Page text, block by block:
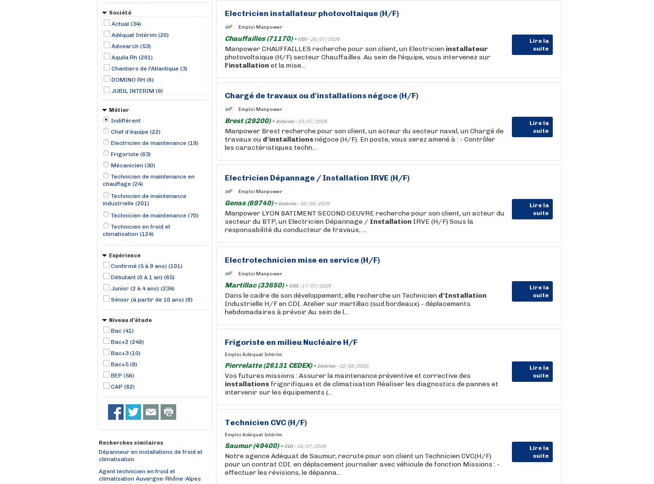
Société
Actual (34)
Adéquat Intérim (20)
Adsearch (53)
Aquila Rh (291)
Chantiers de l'Atlantique (3)
DOMINO RH (6)
JUBIL INTERIM (9)
Le Candidat Idéal (3)
Lynx Rh (26)
Manpower (164)
MISTERTEMP (4)
Randstad professional (3)
RANDSTAD (37)
TOMA Interim (9)
Métier
Indifférent
Chef d'équipe (22)
Electricien de maintenance (19)
Frigoriste (63)
Mécanicien (30)
Technicien de maintenance en
chauffage (24)
Technicien de maintenance
industrielle (201)
Technicien de maintenance (70)
Technicien en froid et
climatisation (124)
Expérience
Confirmé (5 à 9 ans) (101)
Débutant (0 à 1 an) (65)
Junior (2 à 4 ans) (234)
Sénior (à partir de 10 ans) (8)
Niveau d'étude
Bac (41)
Bac+2 (248)
Bac+3 (10)
Bac+5 (9)
BEP (56)
CAP (82)
Recherches similaires
Dépanneur en installations de froid et
climatisation
Agent technicien en froid et
climatisation Auvergne-Rhône-Alpes
Electricien installateur photovoltaique (H/F)
Emploi Manpower
Chauffailles (71170) - CDI - 28/07/2026
Lire la
suite
Manpower CHAUFFAILLES recherche pour son client, un Electricien installateur
photovoltaique (H/F) secteur Chauffailles. Au sein de l'équipe, vous intervenez sur
l'installation et la mise...
Chargé de travaux ou d'installations négoce (H/F)
Emploi Manpower
Brest (29200) -Intérim - 23/07/2026
Lire la
suite
Manpower Brest recherche pour son client, un acteur du secteur naval, un Chargé de
travaux ou d'installationsnégoce (H/F). En poste, vous serez amené à : - Contrôler
les caractéristiques techn...
Electricien Dépannage / Installation IRVE (H/F)
Emploi Manpower
Genas (69740) -Intérim - 05/08/2026
Lire la
suite
Manpower LYON BATIMENT SECOND OEUVRE recherche pour son client, un acteur du
secteur du BTP, un Electricien Dépannage / Installation IRVE (H/F) Sous la
responsabilité du conducteur de travaux, ...
Electrotechnicien mise en service (H/F)
Emploi Manpower
Martillac (33650) - CDI - 17/07/2026
Lire la
suite
Dans le cadre de son développement, elle recherche un Technicien d'Installation
Industrielle H/F en CDI. Atelier sur martillac (sud bordeaux) - déplacements
hebdomadaires à prévoir Au sein de l...
Frigoriste en milieu Nucléaire H/F
Emploi Adéquat Intérim
Pierrelatte (26131 CEDEX) -Intérim - 02/08/2026
Lire la
suite
Vos futures missions : Assurer la maintenance préventive et corrective des
installations frigorifiques et de climatisation Réaliser les diagnostics de pannes et
intervenir sur les équipements (...
Technicien CVC (H/F)
Emploi Adéquat Intérim
Saumur (49400) - CDI - 18/07/2026
Lire la
suite
Notre agence Adéquat de Saumur, recrute pour son client un Technicien CVC(H/F)
pour un contrat CDI. en déplacement journalier avec véhicule de fonction Missions : -
effectuer les révisions, le dépanna...